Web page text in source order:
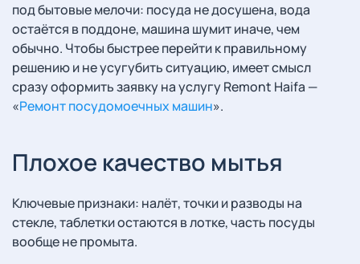
под бытовые мелочи: посуда не досушена, вода
остаётся в поддоне, машина шумит иначе, чем
обычно. Чтобы быстрее перейти к правильному
решению и не усугубить ситуацию, имеет смысл
сразу оформить заявку на услугу Remont Haifa —
«Ремонт посудомоечных машин».
Плохое качество мытья
Ключевые признаки: налёт, точки и разводы на
стекле, таблетки остаются в лотке, часть посуды
вообще не промыта.